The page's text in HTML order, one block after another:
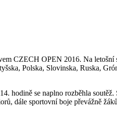
CZECH OPEN 2016. Na
Polska, Slovinska, Ruska,
hodině se naplno rozběhla
dále sportovní boje převážně